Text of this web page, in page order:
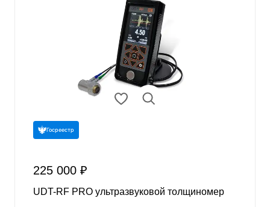
Госреестр
225 000 ₽
UDT-RF PRO ультразвуковой толщиномер